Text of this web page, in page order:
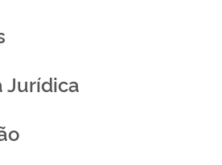
Jurídica